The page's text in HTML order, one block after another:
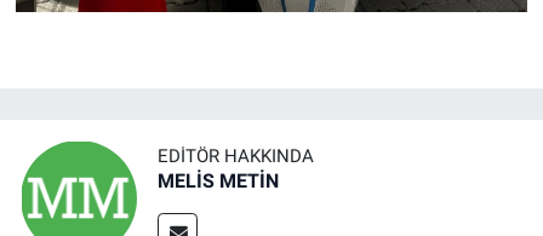
EDITÖR HAKKINDA
MELİS METİN